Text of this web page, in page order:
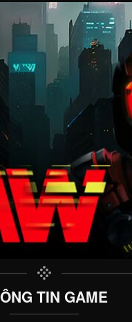
TIN GAME